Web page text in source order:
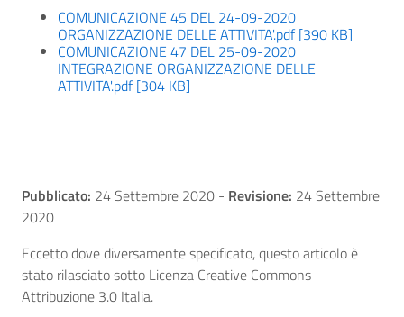
COMUNICAZIONE 45 DEL 24-09-2020
ORGANIZZAZIONE DELLE ATTIVITA'.pdf [390 KB]
COMUNICAZIONE 47 DEL 25-09-2020
INTEGRAZIONE ORGANIZZAZIONE DELLE
ATTIVITA'.pdf [304 KB]
Pubblicato: 24 Settembre 2020 - Revisione: 24 Settembre
2020
Eccetto dove diversamente specificato, questo articolo è
stato rilasciato sotto Licenza Creative Commons
Attribuzione 3.0 Italia.